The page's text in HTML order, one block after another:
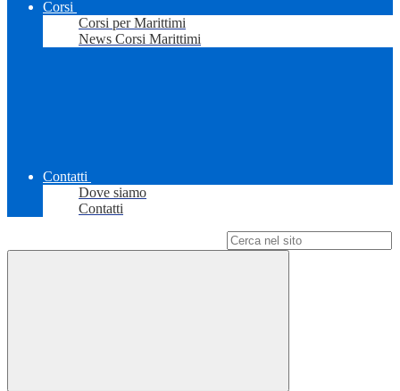
Corsi
Corsi per Marittimi
News Corsi Marittimi
Contatti
Dove siamo
Contatti